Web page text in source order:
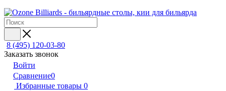
8 (495) 120-03-80
Заказать звонок
Войти
Сравнение0
Избранные товары 0